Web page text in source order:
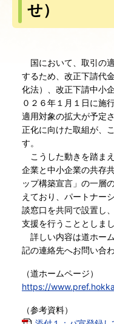
せ）
国において、取引の
するため、改正下請代
化法）、改正下請中小
０２６年１月１日に施
適用対象の拡大が予定
正化に向けた取組が、
す。
こうした動きを踏ま
企業と中小企業の共存
ップ構築宣言」の一層
えており、パートナー
談窓口を共同で設置し
支援を行うこととしまし
詳しい内容は道ホー
記の連絡先へお問い合
（道ホームページ）
https://
（参考資料）